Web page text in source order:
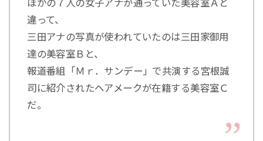
ほかの７人の女子アナが通っていた美容室Ａと
違って、
三田アナの写真が使われていたのは三田家御用
達の美容室Ｂと、
報道番組「Ｍｒ．サンデー」で共演する宮根誠
司に紹介されたヘアメークが在籍する美容室Ｃ
だ。